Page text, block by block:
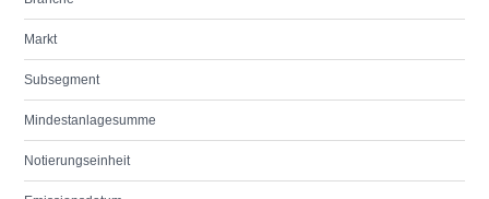
Markt
Subsegment
Mindestanlagesumme
Notierungseinheit